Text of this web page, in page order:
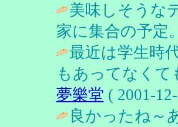
美味しそうな
家に集合の予定
最近は学生時
もあってなく
夢樂堂 ( 2001-
良かったね